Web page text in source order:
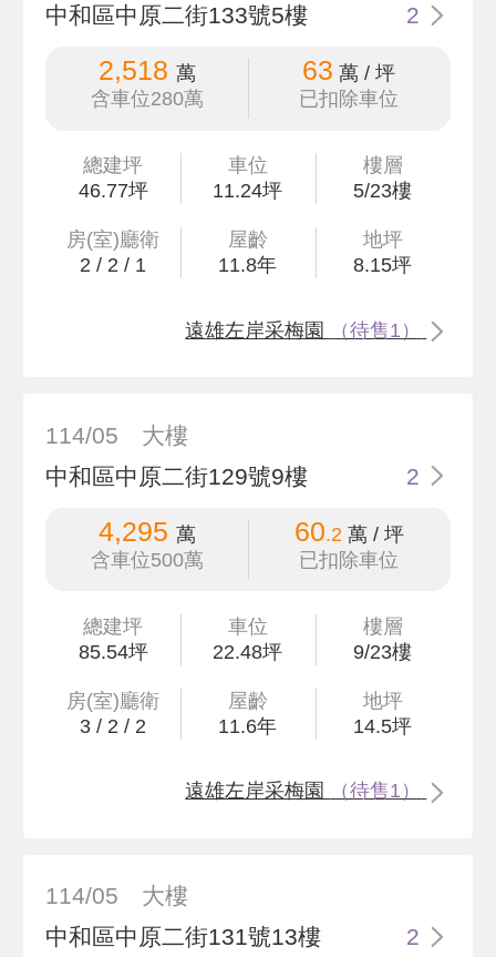
中和區中原二街133號5樓
2
2,518 萬
含車位280萬
63 萬 / 坪
已扣除車位
總建坪
46.77坪
車位
11.24坪
樓層
5/23樓
房(室)廳衛
2 / 2 / 1
屋齡
11.8年
地坪
8.15坪
遠雄左岸采梅園 （待售1）
114/05
大樓
中和區中原二街129號9樓
2
4,295 萬
含車位500萬
60.2萬 / 坪
已扣除車位
總建坪
85.54坪
車位
22.48坪
樓層
9/23樓
房(室)廳衛
3 / 2 / 2
屋齡
11.6年
地坪
14.5坪
遠雄左岸采梅園 （待售1）
114/05
大樓
中和區中原二街131號13樓
2